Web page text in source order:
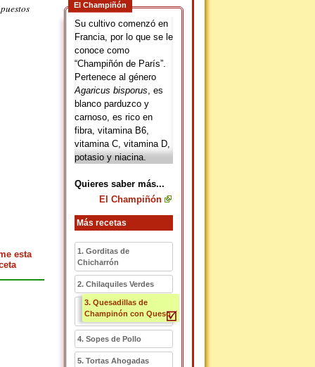
El Champiñón
Su cultivo comenzó en
Francia, por lo que se le
conoce como
“Champiñón de París”.
Pertenece al género
Agaricus bisporus, es
blanco parduzco y
carnoso, es rico en
fibra, vitamina B6,
vitamina C, vitamina D,
potasio y niacina.
Quieres saber más...
El Champiñón
Más recetas
1. Gorditas de
Chicharrón
2. Chilaquiles Verdes
3. Quesadillas de
Champinón con Queso
4. Sopes de Pollo
5. Tortas Ahogadas
esta